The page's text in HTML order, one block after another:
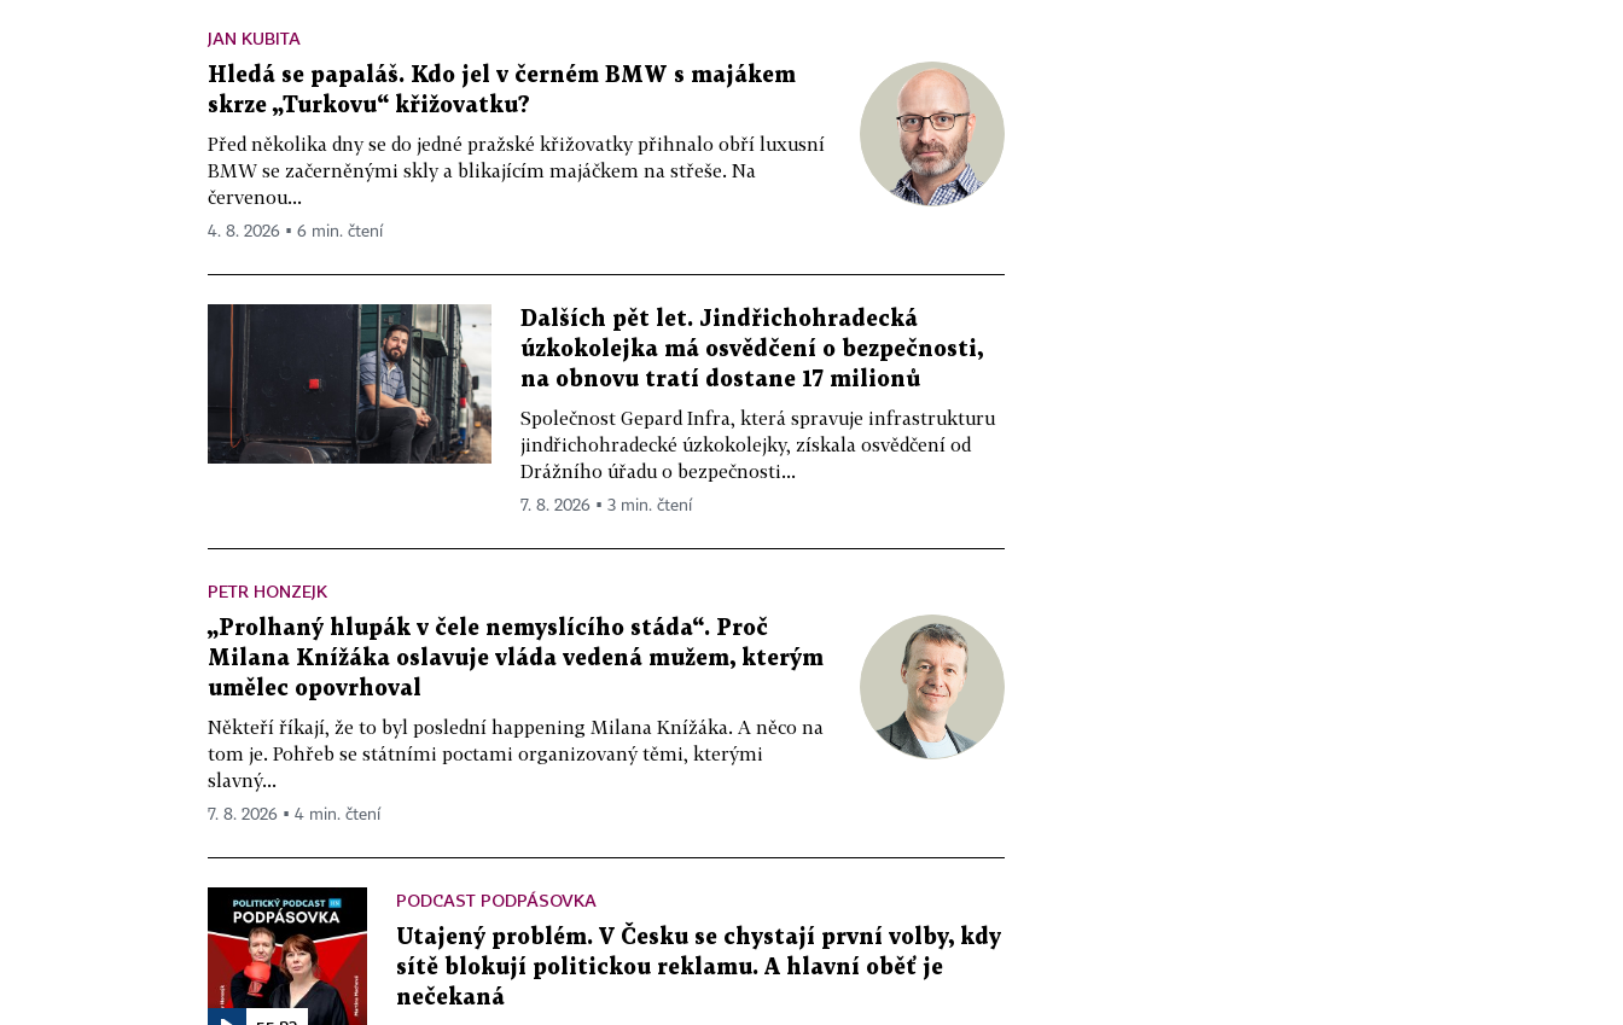
JAN KUBITA
Hledá se papaláš. Kdo jel v černém BMW s majákem
skrze „Turkovu“ křižovatku?
Před několika dny se do jedné pražské křižovatky přihnalo obří luxusní
BMW se začerněnými skly a blikajícím majáčkem na střeše. Na
červenou...
4. 8. 2026 ▪ 6 min. čtení
Dalších pět let. Jindřichohradecká
úzkokolejka má osvědčení o bezpečnosti,
na obnovu tratí dostane 17 milionů
Společnost Gepard Infra, která spravuje infrastrukturu
jindřichohradecké úzkokolejky, získala osvědčení od
Drážního úřadu o bezpečnosti...
7. 8. 2026 ▪ 3 min. čtení
PETR HONZEJK
„Prolhaný hlupák v čele nemyslícího stáda“. Proč
Milana Knížáka oslavuje vláda vedená mužem, kterým
umělec opovrhoval
Někteří říkají, že to byl poslední happening Milana Knížáka. A něco na
tom je. Pohřeb se státními poctami organizovaný těmi, kterými
slavný...
7. 8. 2026 ▪ 4 min. čtení
PODCAST PODPÁSOVKA
Utajený problém. V Česku se chystají první volby, kdy
sítě blokují politickou reklamu. A hlavní oběť je
nečekaná